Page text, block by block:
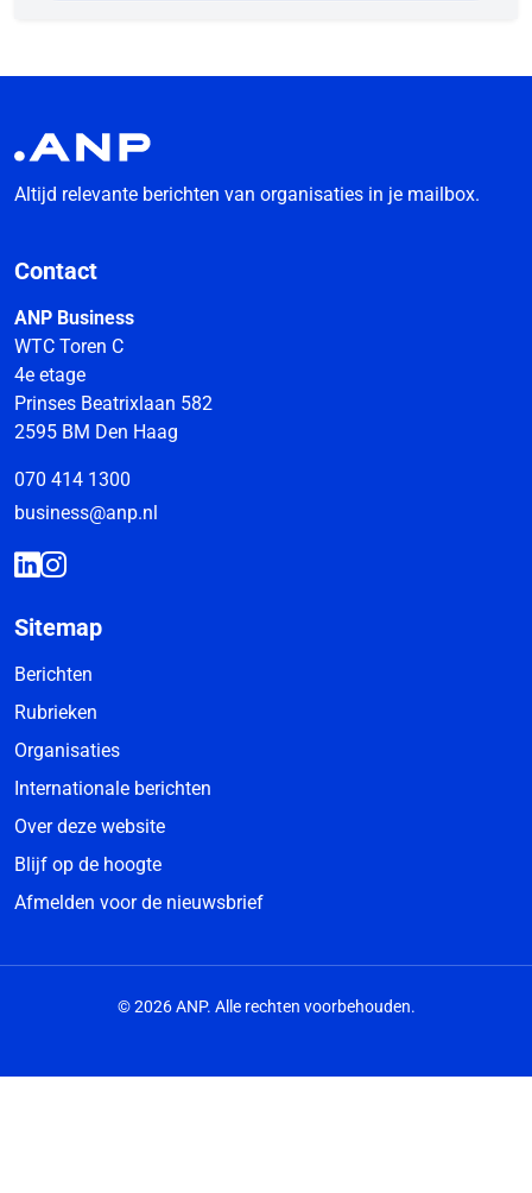
Altijd relevante berichten van organisaties in je mailbox.
Contact
ANP Business
WTC Toren C
4e etage
Prinses Beatrixlaan 582
2595 BM Den Haag
070 414 1300
business@anp.nl
Sitemap
Berichten
Rubrieken
Organisaties
Internationale berichten
Over deze website
Blijf op de hoogte
Afmelden voor de nieuwsbrief
© 2026 ANP. Alle rechten voorbehouden.